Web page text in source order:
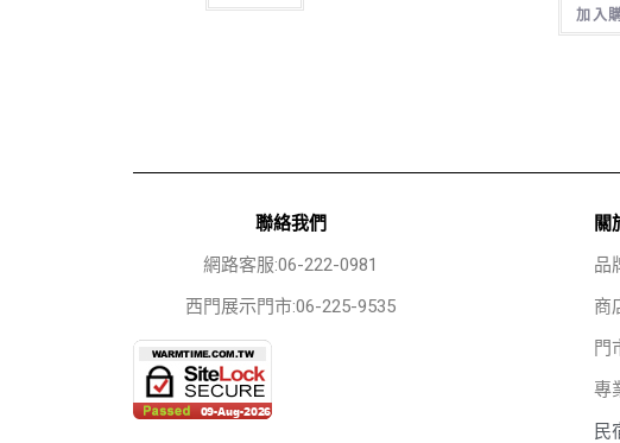
加入
聯絡我們
網路客服:06-222-0981
西門展示門市:06-225-9535
關
品
商
門
專
民